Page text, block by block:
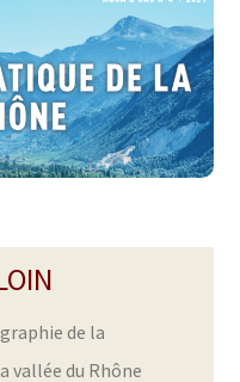
de la
vallée du Rhône